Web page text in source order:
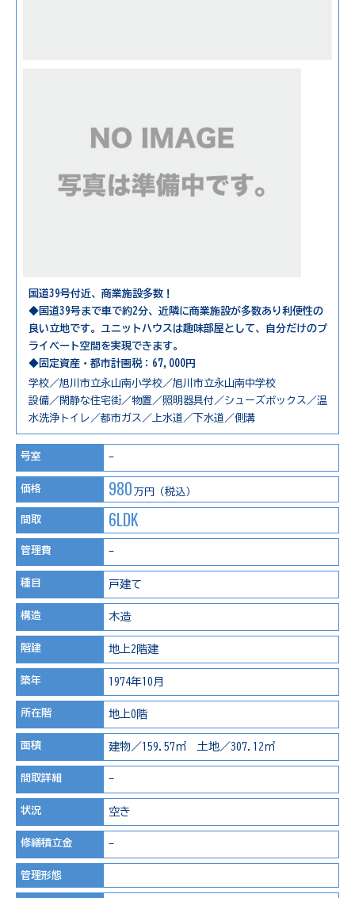
国道39号付近、商業施設多数！
◆国道39号まで車で約2分、近隣に商業施設が多数あり利便性の
良い立地です。ユニットハウスは趣味部屋として、自分だけのプ
ライベート空間を実現できます。
◆固定資産・都市計画税：67,000円
学校／旭川市立永山南小学校／旭川市立永山南中学校
設備／閑静な住宅街／物置／照明器具付／シューズボックス／温
水洗浄トイレ／都市ガス／上水道／下水道／側溝
号室 -
価格 980 万円（税込）
間取 6LDK
管理費 -
種目 戸建て
構造 木造
階建 地上2階建
築年 1974年10月
所在階 地上0階
面積 建物／159.57㎡ 土地／307.12㎡
間取詳細 -
状況 空き
修繕積立金 -
管理形態